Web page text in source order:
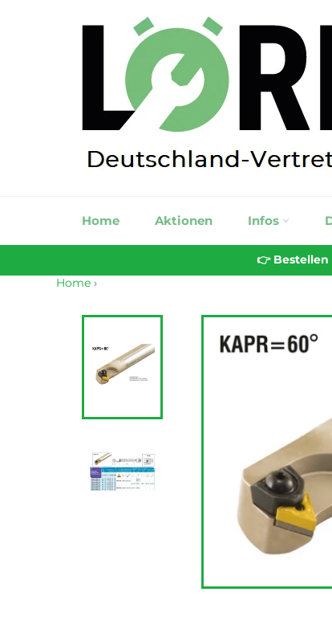
Home Aktionen Infos
👉 Bestellen
Home ›